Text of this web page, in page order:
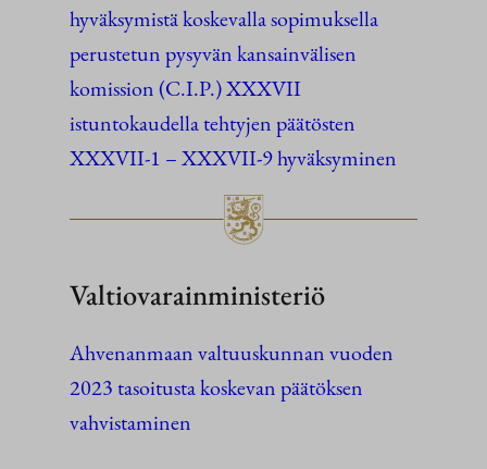
hyväksymistä koskevalla sopimuksella
perustetun pysyvän kansainvälisen
komission (C.I.P.) XXXVII
istuntokaudella tehtyjen päätösten
XXXVII-1 – XXXVII-9 hyväksyminen
Valtiovarainministeriö
Ahvenanmaan valtuuskunnan vuoden
2023 tasoitusta koskevan päätöksen
vahvistaminen